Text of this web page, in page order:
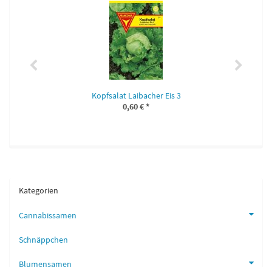
Kopfsalat Laibacher Eis 3
0,60 €*
Kategorien
Cannabissamen
Schnäppchen
Blumensamen